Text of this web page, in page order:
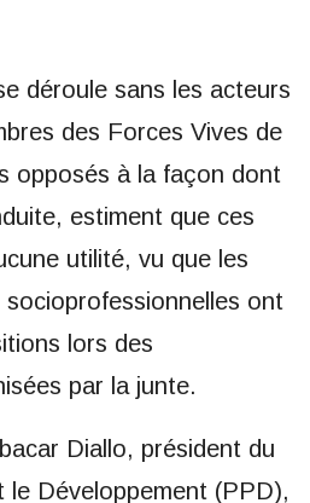
déroule sans les acteurs
des Forces Vives de
opposés à la façon dont
estiment que ces
utilité, vu que les
ont
lors des
par la junte.
Diallo, président du
le Développement (PPD),